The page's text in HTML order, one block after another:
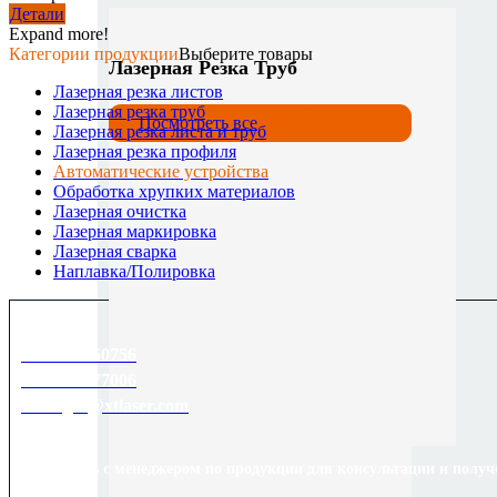
Лазерная Резка Труб
Посмотреть все
Детали
Expand more!
Категории продукцииВыберите товары
Лазерная резка листов
Лазерная резка труб
Лазерная резка листа и труб
Лазерная резка профиля
Автоматические устройства
Обработка хрупких материалов
Лазерная очистка
Лазерная маркировка
Лазерная сварка
Наплавка/Полировка